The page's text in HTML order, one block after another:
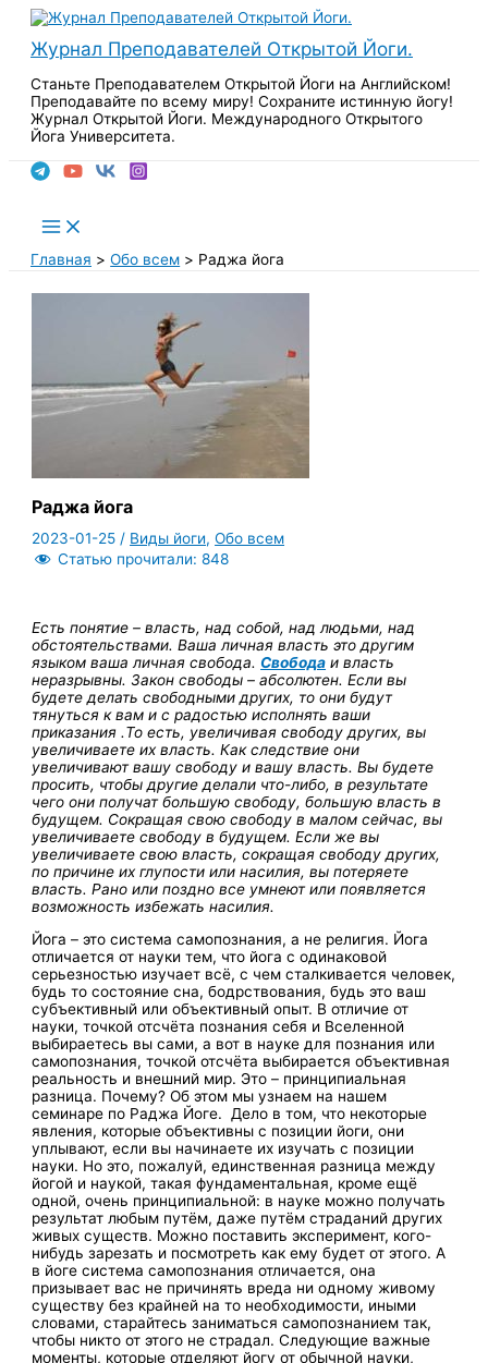
Перейти
содержимому
Журнал Преподавателей Открытой Йоги.
Станьте Преподавателем Открытой Йоги на Английском!
Преподавайте по всему миру! Сохраните истинную йогу!
Журнал Открытой Йоги. Международного Открытого
Йога Университета.
Main
Menu
Главная
Обо всем Раджа йога
Раджа йога
2023-01-25/ Виды йоги,Обо всем
Статью прочитали: 848
Есть понятие – власть, над собой, над людьми, над
обстоятельствами. Ваша личная власть это другим
языком ваша личная свобода. Свобода и власть
неразрывны. Закон свободы – абсолютен. Если вы
будете делать свободными других, то они будут
тянуться к вам и с радостью исполнять ваши
приказания .То есть, увеличивая свободу других, вы
увеличиваете их власть. Как следствие они
увеличивают вашу свободу и вашу власть. Вы будете
просить, чтобы другие делали что-либо, в результате
чего они получат большую свободу, большую власть в
будущем. Сокращая свою свободу в малом сейчас, вы
увеличиваете свободу в будущем. Если же вы
увеличиваете свою власть, сокращая свободу других,
по причине их глупости или насилия, вы потеряете
власть. Рано или поздно все умнеют или появляется
возможность избежать насилия.
Йога – это система самопознания, а не религия. Йога
отличается от науки тем, что йога с одинаковой
серьезностью изучает всё, с чем сталкивается человек,
будь то состояние сна, бодрствования, будь это ваш
субъективный или объективный опыт. В отличие от
науки, точкой отсчёта познания себя и Вселенной
выбираетесь вы сами, а вот в науке для познания или
самопознания, точкой отсчёта выбирается объективная
реальность и внешний мир. Это – принципиальная
разница. Почему? Об этом мы узнаем на нашем
семинаре по Раджа Йоге. Дело в том, что некоторые
явления, которые объективны с позиции йоги, они
уплывают, если вы начинаете их изучать с позиции
науки. Но это, пожалуй, единственная разница между
йогой и наукой, такая фундаментальная, кроме ещё
одной, очень принципиальной: в науке можно получать
результат любым путём, даже путём страданий других
живых существ. Можно поставить эксперимент, кого-
нибудь зарезать и посмотреть как ему будет от этого. А
в йоге система самопознания отличается, она
призывает вас не причинять вреда ни одному живому
существу без крайней на то необходимости, иными
словами, старайтесь заниматься самопознанием так,
чтобы никто от этого не страдал. Следующие важные
моменты, которые отделяют йогу от обычной науки,